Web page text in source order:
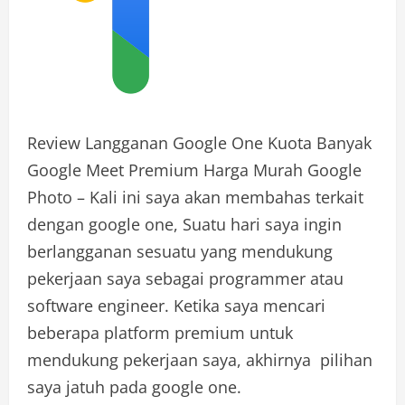
Review Langganan Google One Kuota Banyak
Google Meet Premium Harga Murah Google
Photo – Kali ini saya akan membahas terkait
dengan google one, Suatu hari saya ingin
berlangganan sesuatu yang mendukung
pekerjaan saya sebagai programmer atau
software engineer. Ketika saya mencari
beberapa platform premium untuk
mendukung pekerjaan saya, akhirnya pilihan
saya jatuh pada google one.